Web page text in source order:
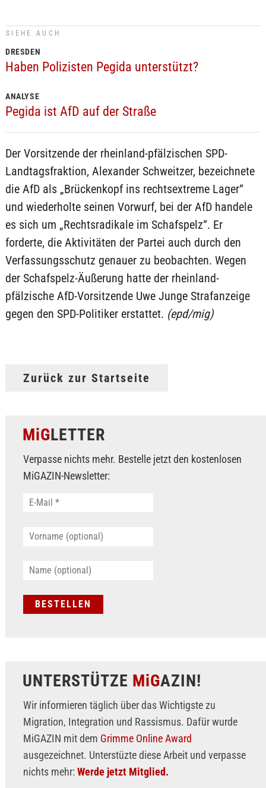
SIEHE AUCH
DRESDEN
Haben Polizisten Pegida unterstützt?
ANALYSE
Pegida ist AfD auf der Straße
Der Vorsitzende der rheinland-pfälzischen SPD-
Landtagsfraktion, Alexander Schweitzer, bezeichnete
die AfD als „Brückenkopf ins rechtsextreme Lager“
und wiederholte seinen Vorwurf, bei der AfD handele
es sich um „Rechtsradikale im Schafspelz“. Er
forderte, die Aktivitäten der Partei auch durch den
Verfassungsschutz genauer zu beobachten. Wegen
der Schafspelz-Äußerung hatte der rheinland-
pfälzische AfD-Vorsitzende Uwe Junge Strafanzeige
gegen den SPD-Politiker erstattet. (epd/mig)
Zurück zur Startseite
MiGLETTER
Verpasse nichts mehr. Bestelle jetzt den kostenlosen
MiGAZIN-Newsletter:
UNTERSTÜTZE MiGAZIN!
Wir informieren täglich über das Wichtigste zu
Migration, Integration und Rassismus. Dafür wurde
MiGAZIN mit dem Grimme Online Award
ausgezeichnet. Unterstüzte diese Arbeit und verpasse
nichts mehr: Werde jetzt Mitglied.